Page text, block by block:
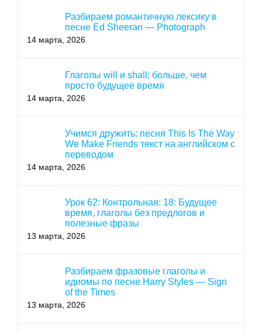
Разбираем романтичную лексику в
песне Ed Sheeran — Photograph
14 марта, 2026
Глаголы will и shall: больше, чем
просто будущее время
14 марта, 2026
Учимся дружить: песня This Is The Way
We Make Friends текст на английском с
переводом
14 марта, 2026
Урок 62: Контрольная: 18: Будущее
время, глаголы без предлогов и
полезные фразы
13 марта, 2026
Разбираем фразовые глаголы и
идиомы по песне Harry Styles — Sign
of the Times
13 марта, 2026